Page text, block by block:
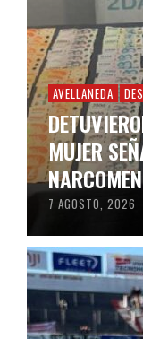
AVELLANEDA
MUJER
7 AGOSTO, 2026